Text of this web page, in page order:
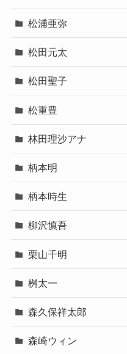
松浦亜弥
松田元太
松田聖子
松重豊
林田理沙アナ
柄本明
柄本時生
柳沢慎吾
栗山千明
桝太一
森久保祥太郎
森崎ウィン